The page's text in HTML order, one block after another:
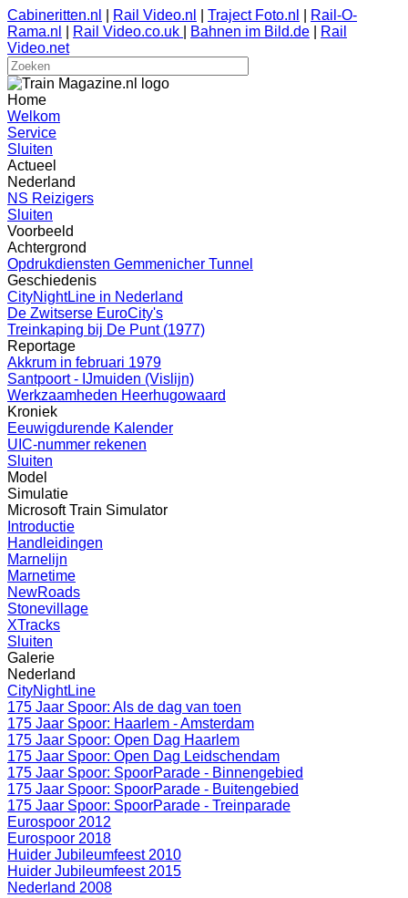
Cabineritten.nl Rail Video.nl Traject Foto.nl
Rail-O-
Rama.nl
Rail Video.co.uk Bahnen im Bild.de
Rail
Video.net
Home
Welkom
Service
Sluiten
Actueel
Nederland
NS Reizigers
Sluiten
Voorbeeld
Achtergrond
Opdrukdiensten Gemmenicher Tunnel
Geschiedenis
CityNightLine in Nederland
De Zwitserse EuroCity's
Treinkaping bij De Punt (1977)
Reportage
Akkrum in februari 1979
Santpoort - IJmuiden (Vislijn)
Werkzaamheden Heerhugowaard
Kroniek
Eeuwigdurende Kalender
UIC-nummer rekenen
Sluiten
Model
Simulatie
Microsoft Train Simulator
Introductie
Handleidingen
Marnelijn
Marnetime
NewRoads
Stonevillage
XTracks
Sluiten
Galerie
Nederland
CityNightLine
175 Jaar Spoor: Als de dag van toen
175 Jaar Spoor: Haarlem - Amsterdam
175 Jaar Spoor: Open Dag Haarlem
175 Jaar Spoor: Open Dag Leidschendam
175 Jaar Spoor: SpoorParade - Binnengebied
175 Jaar Spoor: SpoorParade - Buitengebied
175 Jaar Spoor: SpoorParade - Treinparade
Eurospoor 2012
Eurospoor 2018
Huider Jubileumfeest 2010
Huider Jubileumfeest 2015
Nederland 2008